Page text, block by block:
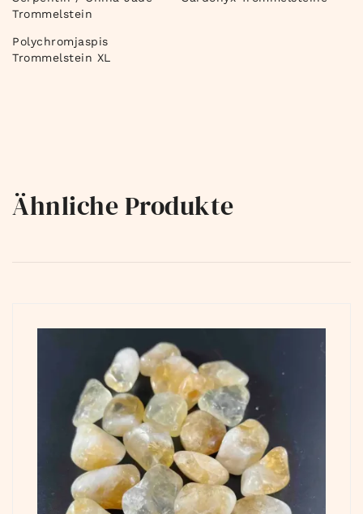
Trommelstein
Polychromjaspis
Trommelstein XL
Ähnliche Produkte